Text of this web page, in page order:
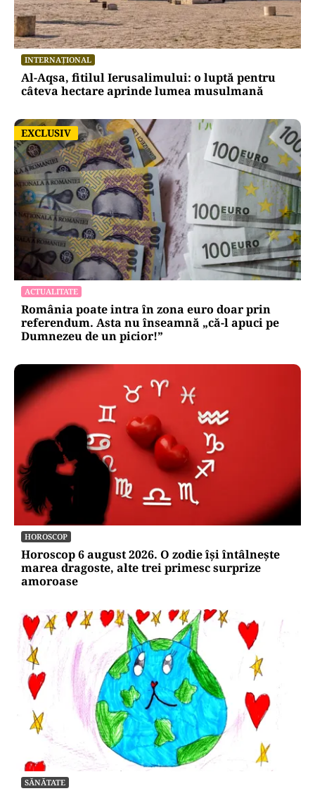
INTERNAȚIONAL
Al-Aqsa, fitilul Ierusalimului: o luptă pentru
câteva hectare aprinde lumea musulmană
EXCLUSIV
EXCLUSIV
ACTUALITATE
România poate intra în zona euro doar prin
referendum. Asta nu înseamnă „că-l apuci pe
Dumnezeu de un picior!”
HOROSCOP
Horoscop 6 august 2026. O zodie își întâlnește
marea dragoste, alte trei primesc surprize
amoroase
SĂNĂTATE